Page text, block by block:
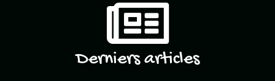
Derniers articles